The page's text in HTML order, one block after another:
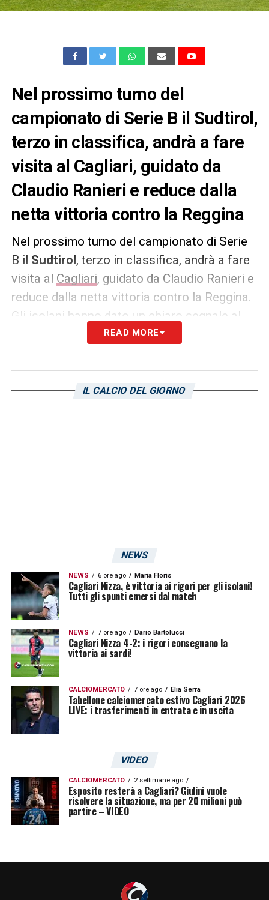
Nel prossimo turno del
campionato di Serie B il Sudtirol,
terzo in classifica, andrà a fare
visita al Cagliari, guidato da
Claudio Ranieri e reduce dalla
netta vittoria contro la Reggina
Nel prossimo turno del campionato di Serie
B il Sudtirol, terzo in classifica, andrà a fare
visita al Cagliari, guidato da Claudio Ranieri e
reduce dalla netta vittoria contro la Reggina.
Gli isolani hanno dato un chiaro segnale al
campionato e vogliono continuare la striscia
Unipol Domus, infatti, ha rappresentato un
vero e proprio fattore in questa stagione del
READ MORE
IL CALCIO DEL GIORNO
NEWS
NEWS 6 ore ago Maria Floris
Cagliari Nizza, è vittoria ai rigori per gli isolani!
Tutti gli spunti emersi dal match
NEWS 7 ore ago Dario Bartolucci
Cagliari Nizza 4-2: i rigori consegnano la
vittoria ai sardi!
CALCIOMERCATO 7 ore ago Elia Serra
Tabellone calciomercato estivo Cagliari 2026
LIVE: i trasferimenti in entrata e in uscita
VIDEO
CALCIOMERCATO 2 settimane ago
Esposito resterà a Cagliari? Giulini vuole
risolvere la situazione, ma per 20 milioni può
partire – VIDEO